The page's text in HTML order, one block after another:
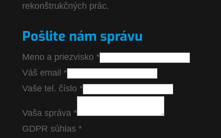
rekonštrukčných prác.
Pošlite nám správu
Meno a priezvisko *
Váš email *
Vaše tel. číslo *
Vaša správa *
GDPR súhlas *